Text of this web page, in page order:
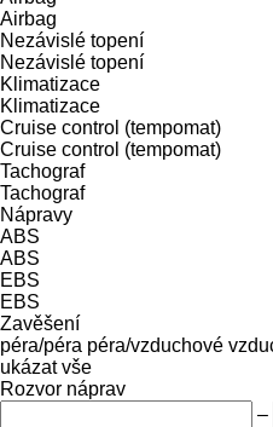
Airbag
Nezávislé topení
Nezávislé topení
Klimatizace
Klimatizace
Cruise control (tempomat)
Cruise control (tempomat)
Tachograf
Tachograf
Nápravy
ABS
ABS
EBS
EBS
Zavěšení
péra/péra péra/vzduchové
ukázat vše
Rozvor náprav
–